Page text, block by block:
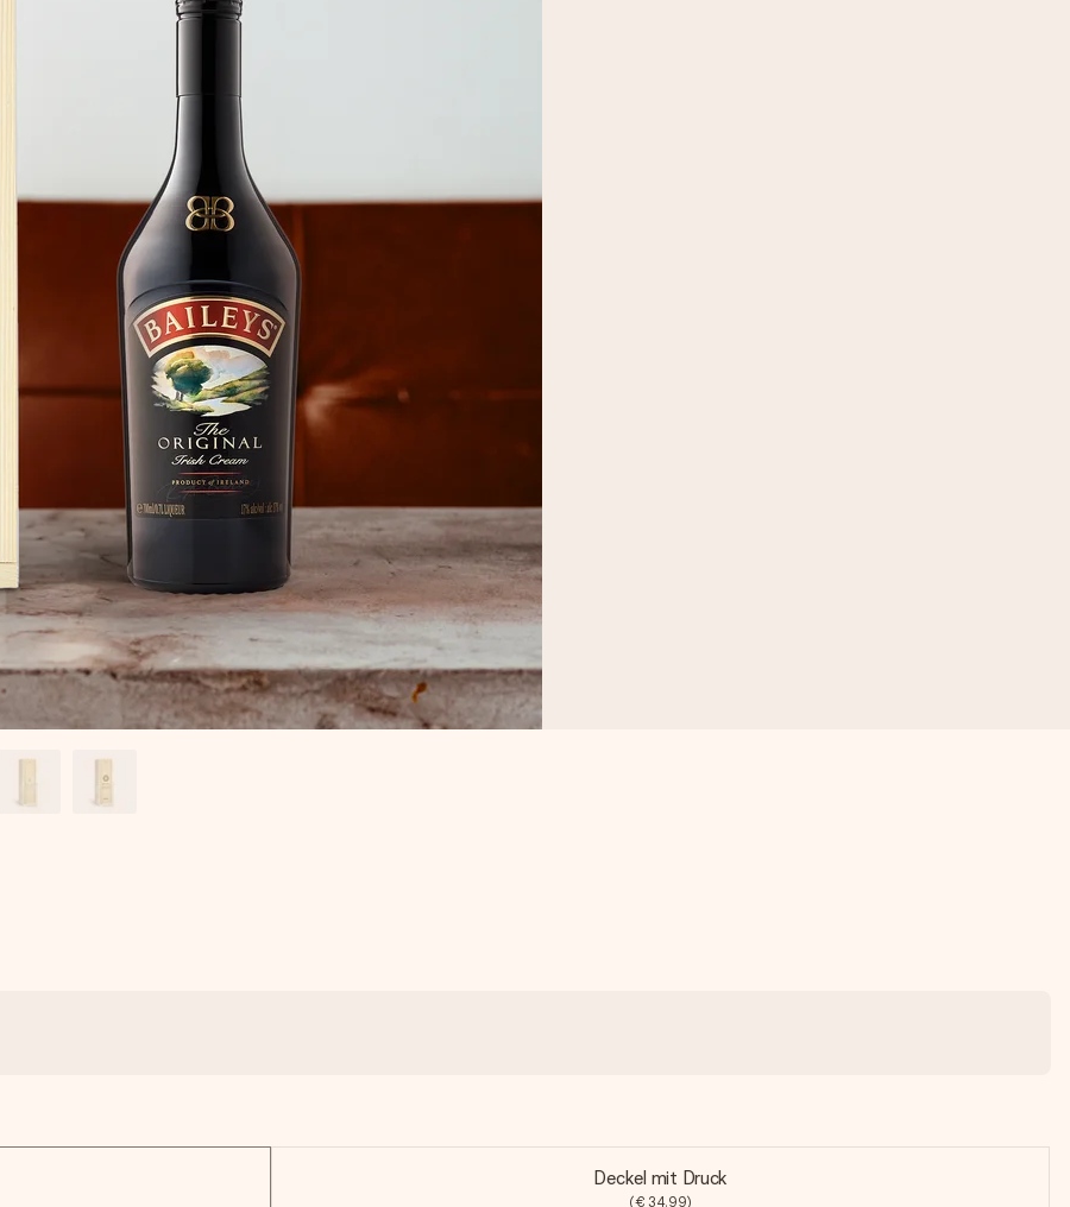
Deckel mit Druck
(€ 34,99)